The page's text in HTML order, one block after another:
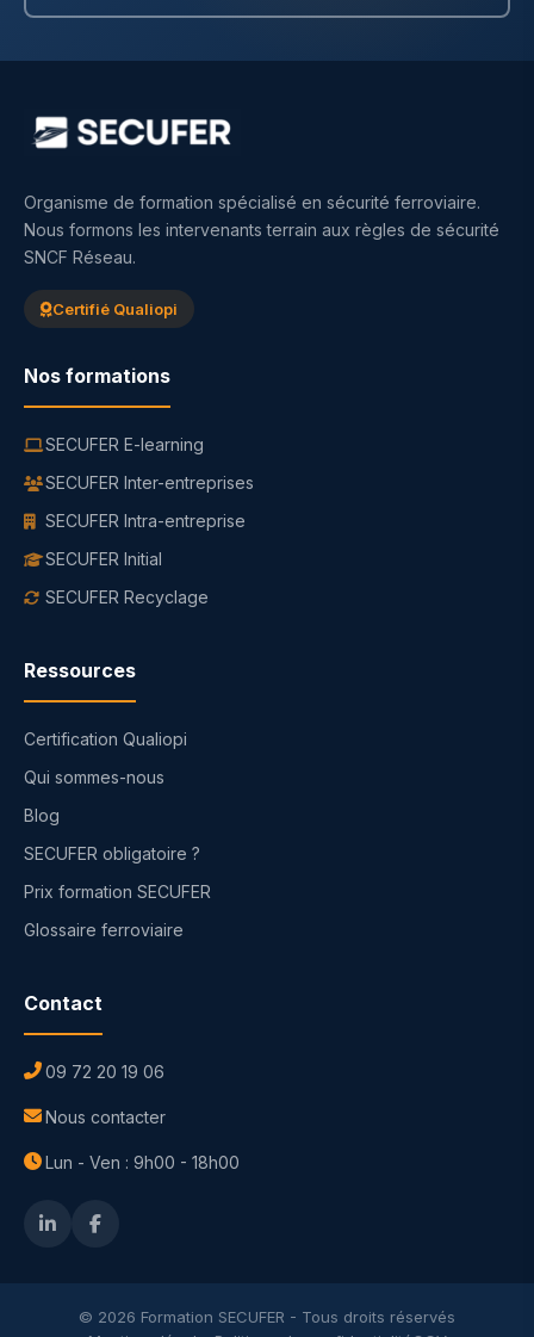
Organisme de formation spécialisé en sécurité ferroviaire.
Nous formons les intervenants terrain aux règles de sécurité
SNCF Réseau.
Certifié Qualiopi
Nos formations
SECUFER E-learning
SECUFER Inter-entreprises
SECUFER Intra-entreprise
SECUFER Initial
SECUFER Recyclage
Ressources
Certification Qualiopi
Qui sommes-nous
Blog
SECUFER obligatoire ?
Prix formation SECUFER
Glossaire ferroviaire
Contact
09 72 20 19 06
Nous contacter
Lun - Ven : 9h00 - 18h00
© 2026 Formation SECUFER - Tous droits réservés